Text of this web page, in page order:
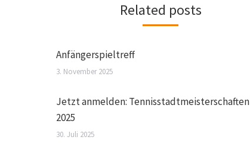
Related posts
Anfängerspieltreff
3. November 2025
Jetzt anmelden: Tennisstadtmeisterschaften
2025
30. Juli 2025